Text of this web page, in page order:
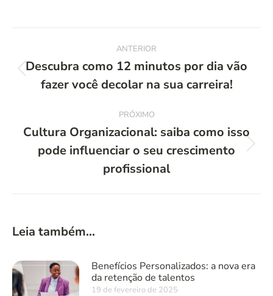
Navegação
de
post:
ANTERIOR
Post
anterior:
Descubra como 12 minutos por dia vão
fazer você decolar na sua carreira!
PRÓXIMO
Próximo
post:
Cultura Organizacional: saiba como isso
pode influenciar o seu crescimento
profissional
Leia também...
Benefícios Personalizados: a nova era
da retenção de talentos
19 de fevereiro de 2025